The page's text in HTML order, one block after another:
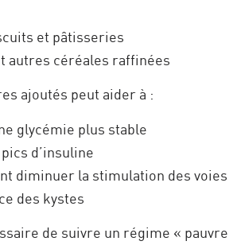
et pâtisseries
autres céréales raffinées
ajoutés peut aider à :
glycémie plus stable
d’insuline
diminuer la stimulation des voies
des kystes
de suivre un régime « pauvre